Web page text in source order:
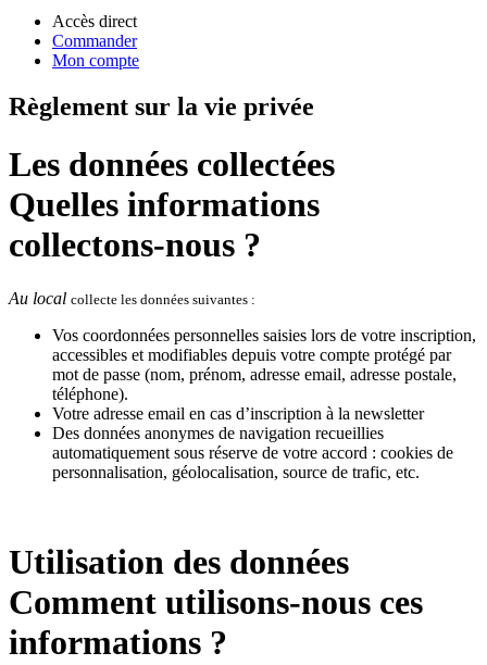
Accès direct
Commander
Mon compte
Règlement sur la vie privée
Les données collectées
Quelles informations
collectons-nous ?
Au local collecte les données suivantes :
Vos coordonnées personnelles saisies lors de votre inscription,
accessibles et modifiables depuis votre compte protégé par
mot de passe (nom, prénom, adresse email, adresse postale,
téléphone).
Votre adresse email en cas d’inscription à la newsletter
Des données anonymes de navigation recueillies
automatiquement sous réserve de votre accord : cookies de
personnalisation, géolocalisation, source de trafic, etc.
Utilisation des données
Comment utilisons-nous ces
informations ?